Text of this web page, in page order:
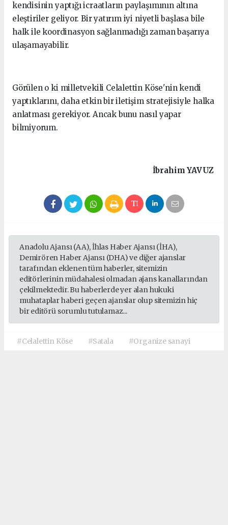
kendisinin yaptığı icraatların paylaşımının altına
eleştiriler geliyor. Bir yatırım iyi niyetli başlasa bile
halk ile koordinasyon sağlanmadığı zaman başarıya
ulaşamayabilir.
Görülen o ki milletvekili Celalettin Köse'nin kendi
yaptıklarını, daha etkin bir iletişim stratejisiyle halka
anlatması gerekiyor. Ancak bunu nasıl yapar
bilmiyorum.
İbrahim YAVUZ
Anadolu Ajansı (AA), İhlas Haber Ajansı (İHA),
Demirören Haber Ajansı (DHA) ve diğer ajanslar
tarafından eklenen tüm haberler, sitemizin
editörlerinin müdahalesi olmadan ajans kanallarından
çekilmektedir. Bu haberlerde yer alan hukuki
muhataplar haberi geçen ajanslar olup sitemizin hiç
bir editörü sorumlu tutulamaz...
#Celalettin Köse #Satala #Organize sanayi